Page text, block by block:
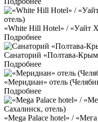
«White Hill Hotel» / «Уайт
Подробнее
Санаторий «Полтава-
Подробнее
«Меридиан» отель
Подробнее
«Mega Palace hotel» /